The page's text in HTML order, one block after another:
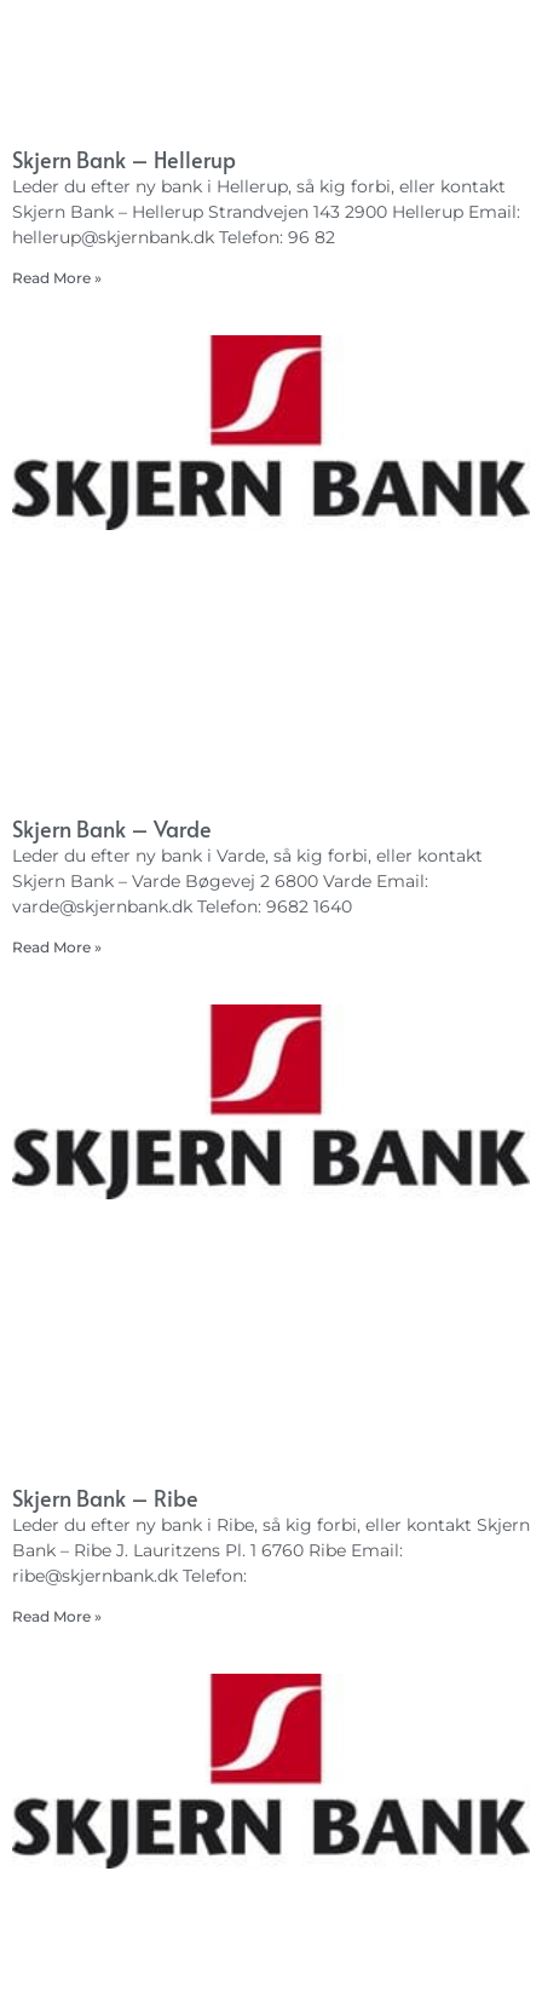
Skjern Bank – Hellerup
Leder du efter ny bank i Hellerup, så kig forbi, eller kontakt
Skjern Bank – Hellerup Strandvejen 143 2900 Hellerup Email:
hellerup@skjernbank.dk Telefon: 96 82
Read More »
Skjern Bank – Varde
Leder du efter ny bank i Varde, så kig forbi, eller kontakt
Skjern Bank – Varde Bøgevej 2 6800 Varde Email:
varde@skjernbank.dk Telefon: 9682 1640
Read More »
Skjern Bank – Ribe
Leder du efter ny bank i Ribe, så kig forbi, eller kontakt Skjern
Bank – Ribe J. Lauritzens Pl. 1 6760 Ribe Email:
ribe@skjernbank.dk Telefon:
Read More »